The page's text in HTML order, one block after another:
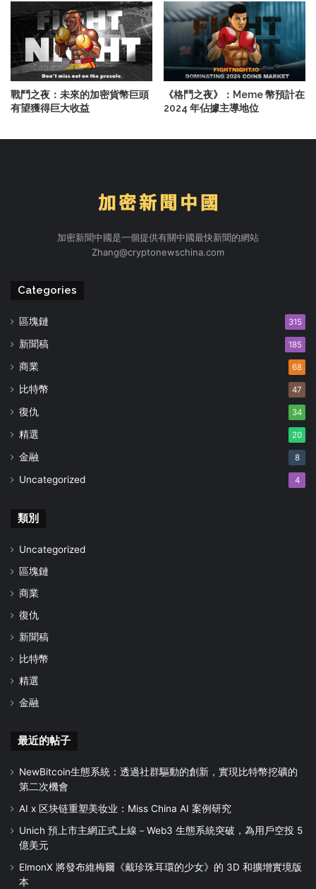
戰鬥之夜：未來的加密貨幣巨頭
有望獲得巨大收益
《格鬥之夜》：Meme 幣預計在
2024 年佔據主導地位
加密新聞中國是一個提供有關中國最快新聞的網站
Zhang@cryptonewschina.com
Categories
區塊鏈 315
新聞稿 185
商業 68
比特幣 47
復仇 34
精選 20
金融 8
Uncategorized 4
類別
Uncategorized
區塊鏈
商業
復仇
新聞稿
比特幣
精選
金融
最近的帖子
NewBitcoin生態系統：透過社群驅動的創新，實現比特幣挖礦的
第二次機會
AI x 区块链重塑美妆业：Miss China AI 案例研究
Unich 預上市主網正式上線－Web3 生態系統突破，為用戶空投 5
億美元
ElmonX 將發布維梅爾《戴珍珠耳環的少女》的 3D 和擴增實境版
本